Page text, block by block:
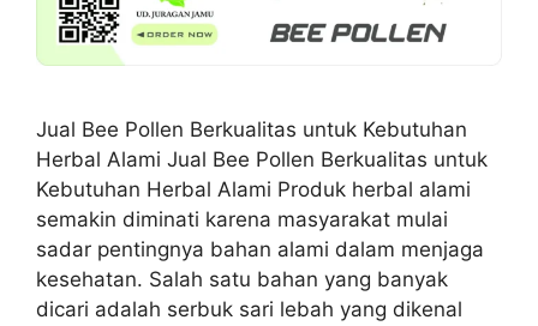
Jual Bee Pollen Berkualitas untuk Kebutuhan
Herbal Alami Jual Bee Pollen Berkualitas untuk
Kebutuhan Herbal Alami Produk herbal alami
semakin diminati karena masyarakat mulai
sadar pentingnya bahan alami dalam menjaga
kesehatan. Salah satu bahan yang banyak
dicari adalah serbuk sari lebah yang dikenal